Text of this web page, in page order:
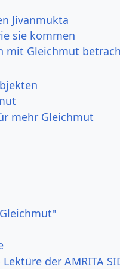
Jivanmukta
sie kommen
mit Gleichmut
mehr Gleichmut
der AMRITA